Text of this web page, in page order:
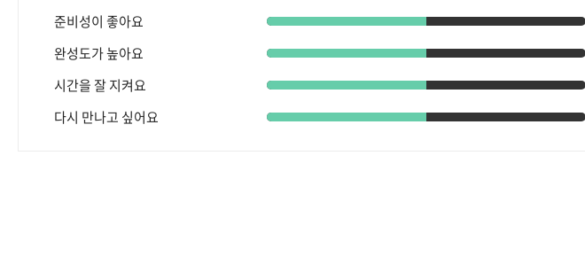
준비성이 좋아요
완성도가 높아요
시간을 잘 지켜요
다시 만나고 싶어요